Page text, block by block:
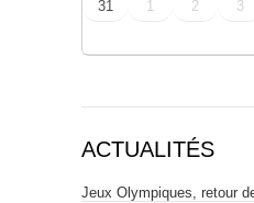
31 1 2 3
ACTUALITÉS
Jeux Olympiques, retour